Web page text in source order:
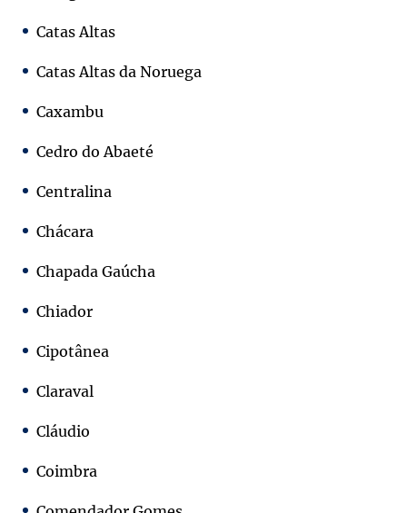
Catas Altas
Catas Altas da Noruega
Caxambu
Cedro do Abaeté
Centralina
Chácara
Chapada Gaúcha
Chiador
Cipotânea
Claraval
Cláudio
Coimbra